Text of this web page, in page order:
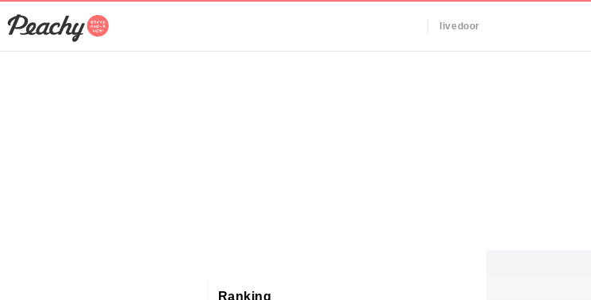
livedoor
Ranking